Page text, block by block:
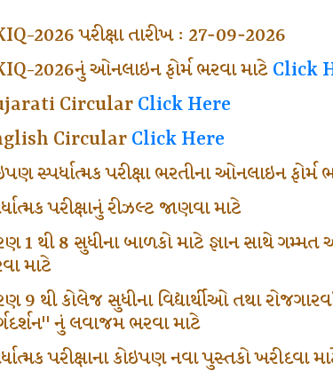
2026 પરીક્ષા તારીખ : 27-09-2026
2026નું ઓનલાઇન ફોર્મ ભરવા માટે Click
Circular Click Here
Circular Click Here
સ્પર્ધાત્મક પરીક્ષા ભરતીના ઓનલાઇન ફોર્મ
પરીક્ષાનું રીઝલ્ટ જાણવા માટે
1 થી 8 સુધીના બાળકો માટે જ્ઞાન સાથે
માટે
9 થી કોલેજ સુધીના વિદ્યાર્થીઓ તથા
નું લવાજમ ભરવા માટે
પરીક્ષાના કોઇપણ નવા પુસ્તકો ખરીદવા
વિવિધ વિભાગોમાં ભરતી
હેતુ ફક્ત વ્યવસ્થા ખર્ચ
665